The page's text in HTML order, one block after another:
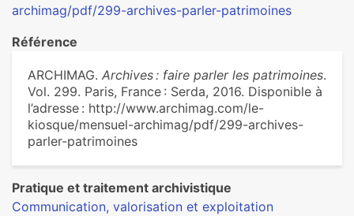
archimag/pdf/299-archives-parler-patrimoines
Référence
ARCHIMAG. Archives : faire parler les patrimoines.
Vol. 299. Paris, France : Serda, 2016. Disponible à
l’adresse : http://www.archimag.com/le-
kiosque/mensuel-archimag/pdf/299-archives-
parler-patrimoines
Pratique et traitement archivistique
Communication, valorisation et exploitation